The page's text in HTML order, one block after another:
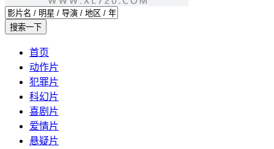
首页
动作片
犯罪片
科幻片
喜剧片
爱情片
悬疑片